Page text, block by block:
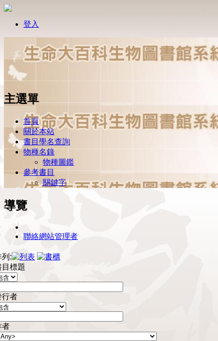
登入
主選單
首頁
關於本站
書目學名查詢
物種名錄
物種圖鑑
參考書目
關鍵字
導覽
聯絡網站管理者
列:
目標題
行者
者